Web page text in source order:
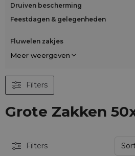
Druiven bescherming
Feestdagen & gelegenheden
Fluwelen zakjes
Meer weergeven
Filters
Grote Zakken
Filters